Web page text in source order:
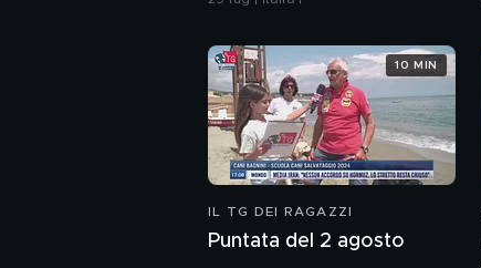
IL TG DEI RAGAZZI
Puntata del 2 agosto
10 MIN